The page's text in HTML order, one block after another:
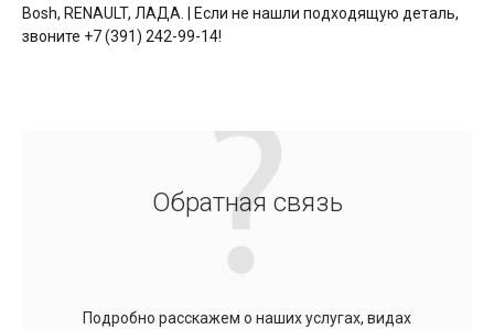
Bosh, RENAULT, ЛАДА. | Если не нашли подходящую деталь,
звоните +7 (391) 242-99-14!
Обратная связь
Подробно расскажем о наших услугах, видах